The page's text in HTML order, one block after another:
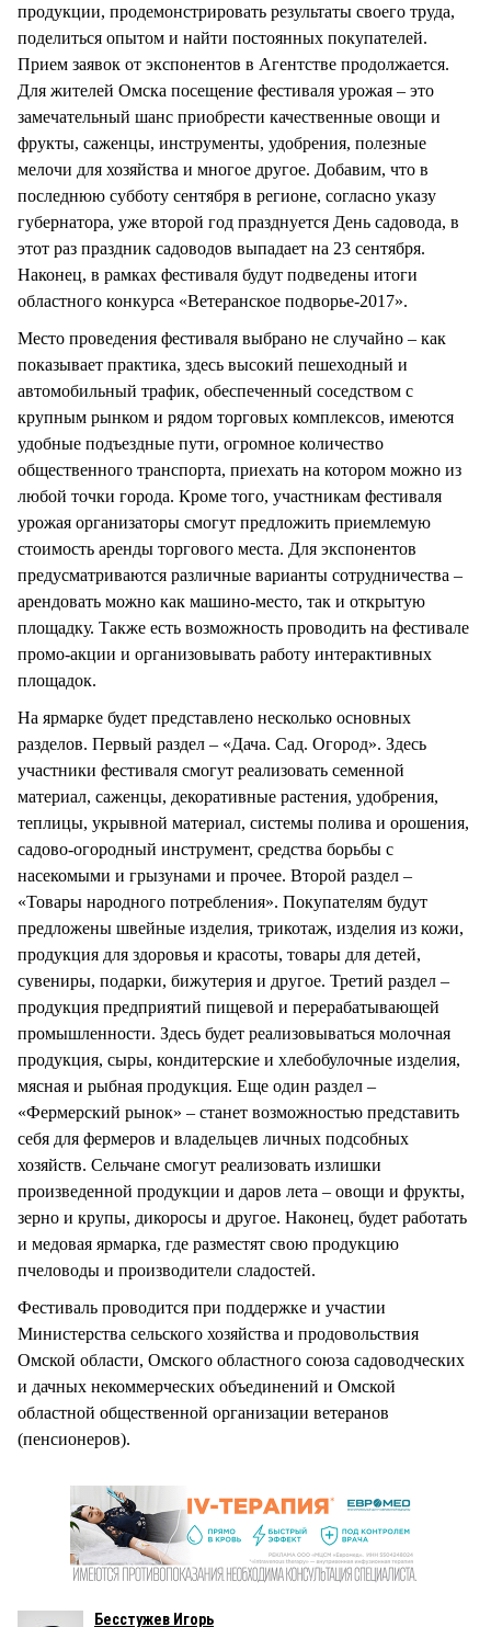
продукции, продемонстрировать результаты своего труда,
поделиться опытом и найти постоянных покупателей.
Прием заявок от экспонентов в Агентстве продолжается.
Для жителей Омска посещение фестиваля урожая – это
замечательный шанс приобрести качественные овощи и
фрукты, саженцы, инструменты, удобрения, полезные
мелочи для хозяйства и многое другое. Добавим, что в
последнюю субботу сентября в регионе, согласно указу
губернатора, уже второй год празднуется День садовода, в
этот раз праздник садоводов выпадает на 23 сентября.
Наконец, в рамках фестиваля будут подведены итоги
областного конкурса «Ветеранское подворье-2017».
Место проведения фестиваля выбрано не случайно – как
показывает практика, здесь высокий пешеходный и
автомобильный трафик, обеспеченный соседством с
крупным рынком и рядом торговых комплексов, имеются
удобные подъездные пути, огромное количество
общественного транспорта, приехать на котором можно из
любой точки города. Кроме того, участникам фестиваля
урожая организаторы смогут предложить приемлемую
стоимость аренды торгового места. Для экспонентов
предусматриваются различные варианты сотрудничества –
арендовать можно как машино-место, так и открытую
площадку. Также есть возможность проводить на фестивале
промо-акции и организовывать работу интерактивных
площадок.
На ярмарке будет представлено несколько основных
разделов. Первый раздел – «Дача. Сад. Огород». Здесь
участники фестиваля смогут реализовать семенной
материал, саженцы, декоративные растения, удобрения,
теплицы, укрывной материал, системы полива и орошения,
садово-огородный инструмент, средства борьбы с
насекомыми и грызунами и прочее. Второй раздел –
«Товары народного потребления». Покупателям будут
предложены швейные изделия, трикотаж, изделия из кожи,
продукция для здоровья и красоты, товары для детей,
сувениры, подарки, бижутерия и другое. Третий раздел –
продукция предприятий пищевой и перерабатывающей
промышленности. Здесь будет реализовываться молочная
продукция, сыры, кондитерские и хлебобулочные изделия,
мясная и рыбная продукция. Еще один раздел –
«Фермерский рынок» – станет возможностью представить
себя для фермеров и владельцев личных подсобных
хозяйств. Сельчане смогут реализовать излишки
произведенной продукции и даров лета – овощи и фрукты,
зерно и крупы, дикоросы и другое. Наконец, будет работать
и медовая ярмарка, где разместят свою продукцию
пчеловоды и производители сладостей.
Фестиваль проводится при поддержке и участии
Министерства сельского хозяйства и продовольствия
Омской области, Омского областного союза садоводческих
и дачных некоммерческих объединений и Омской
областной общественной организации ветеранов
(пенсионеров).
Бесстужев Игорь